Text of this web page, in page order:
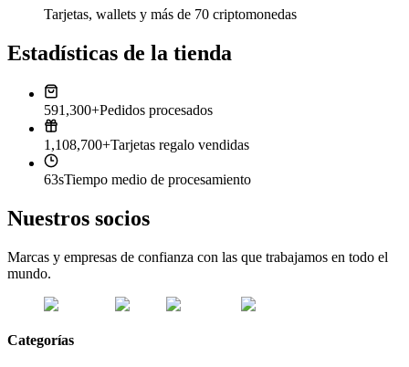
Tarjetas, wallets y más de 70 criptomonedas
Estadísticas de la tienda
591,300+Pedidos procesados
1,108,700+Tarjetas regalo vendidas
63sTiempo medio de procesamiento
Nuestros socios
Marcas y empresas de confianza con las que trabajamos en todo el
mundo.
Categorías